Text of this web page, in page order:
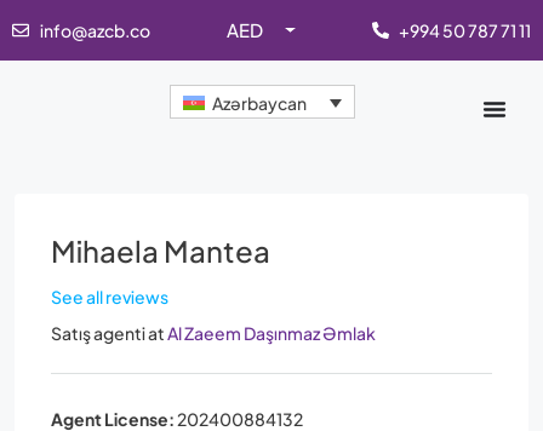
info@azcb.co AED +994 50 787 71 11
Azərbaycan
Mihaela Mantea
See all reviews
Satış agentiatAl Zaeem Daşınmaz Əmlak
Agent License: 202400884132